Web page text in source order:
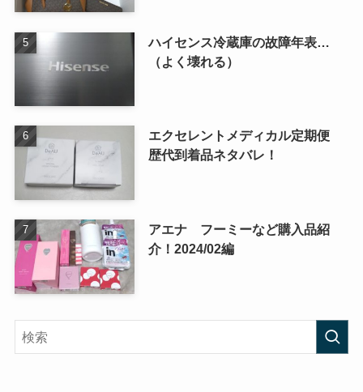
ハイセンス冷蔵庫の故障年表…
（よく壊れる）
エクセレントメディカル定期便
歴代到着品ネタバレ！
アエナ フーミーなど購入品紹
介！2024/02編